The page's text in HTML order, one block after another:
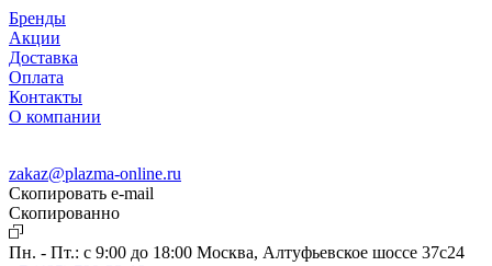
Бренды
Акции
Доставка
Оплата
Контакты
О компании
zakaz@plazma-online.ru
Скопировать e-mail
Cкопированно
Пн. - Пт.: с 9:00 до 18:00 Москва, Алтуфьевское шоссе 37с24